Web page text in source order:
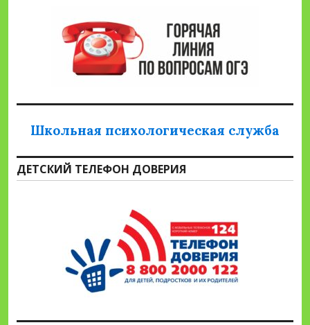
Школьная психологическая служба
ДЕТСКИЙ ТЕЛЕФОН ДОВЕРИЯ